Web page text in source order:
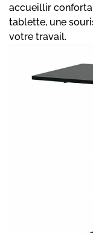
accueillir
tablette, une
votre travail.